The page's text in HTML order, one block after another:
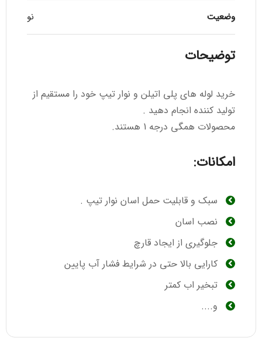
وضعیت نو
توضیحات
خرید لوله های پلی اتیلن و نوار تیپ خود را مستقیم از
تولید کننده انجام دهید .
محصولات همگی درجه 1 هستند.
امکانات:
سبک و قابلیت حمل اسان نوار تیپ .
نصب اسان
جلوگیری از ایجاد قارچ
کارایی بالا حتی در شرایط فشار آب پایین
تبخیر اب کمتر
و....